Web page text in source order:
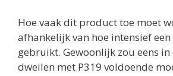
Hoe vaak dit product toe moet
afhankelijk van hoe intensief
gebruikt. Gewoonlijk zou eens in
dweilen met P319 voldoende